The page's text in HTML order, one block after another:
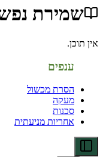
שמירת
אין תוכן.
ענפים
הסרת מכשול
מעקה
סכנות
אחריות מניעתית